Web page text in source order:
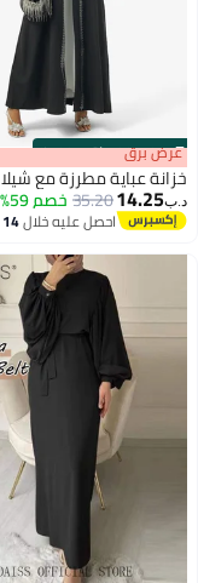
00m:00s
·باقي 100% عرض برق
خزانة عباية مطرزة مع شيلا
د.ب‏14.25
35.20خصم 59%
احصل عليه خلال